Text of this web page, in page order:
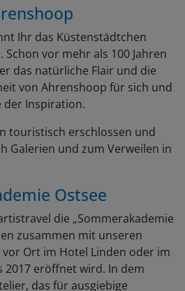
Ihr das Küstenstädtchen
vor mehr als 100 Jahren
das natürliche Flair und die
von Ahrenshoop für sich und
der Inspiration.
touristisch erschlossen und
Galerien und zum Verweilen in
Ostsee
die „Sommerakademie
zusammen mit unseren
Ort im Hotel Linden oder im
2017 eröffnet wird. In dem
das für ausgiebige